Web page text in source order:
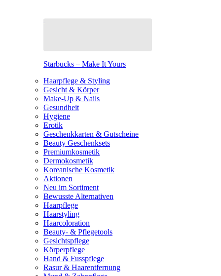
Starbucks – Make It Yours
Haarpflege & Styling
Gesicht & Körper
Make-Up & Nails
Gesundheit
Hygiene
Erotik
Geschenkkarten & Gutscheine
Beauty Geschenksets
Premiumkosmetik
Dermokosmetik
Koreanische Kosmetik
Aktionen
Neu im Sortiment
Bewusste Alternativen
Haarpflege
Haarstyling
Haarcoloration
Beauty- & Pflegetools
Gesichtspflege
Körperpflege
Hand & Fusspflege
Rasur & Haarentfernung